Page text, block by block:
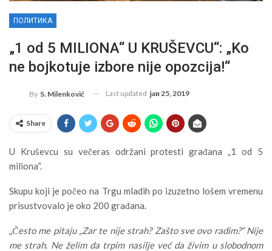
ПОЛИТИКА
„1 od 5 MILIONA“ U KRUŠEVCU“: „Ko
ne bojkotuje izbore nije opozcija!“
By S. Milenković Last updated јан 25, 2019
Share
U Kruševcu su večeras održani protesti građana „1 od 5
miliona“.
Skupu koji je počeo na Trgu mladih po izuzetno lošem vremenu
prisustvovalo je oko 200 građana.
„Često me pitaju „Zar te nije strah? Zašto sve ovo radim?“ Nije
me strah. Ne želim da trpim nasilje već da živim u slobodnom